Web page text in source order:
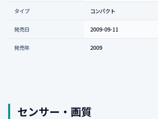
タイプ コンパクト
発売日 2009-09-11
発売年 2009
センサー・画質